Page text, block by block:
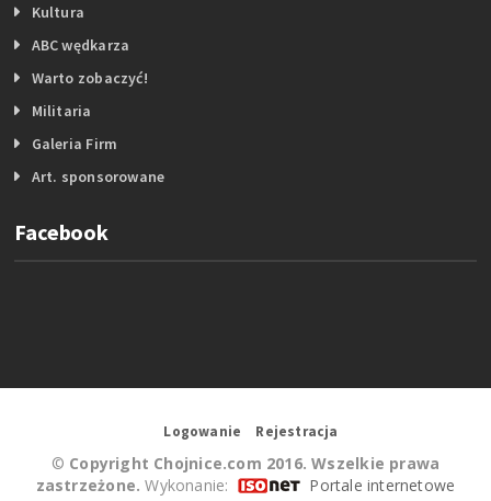
Kultura
ABC wędkarza
Warto zobaczyć!
Militaria
Galeria Firm
Art. sponsorowane
Facebook
Logowanie Rejestracja
© Copyright Chojnice.com 2016. Wszelkie prawa
zastrzeżone. Wykonanie: Portale internetowe